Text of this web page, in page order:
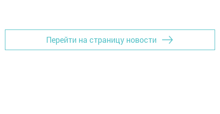
Перейти на страницу новости